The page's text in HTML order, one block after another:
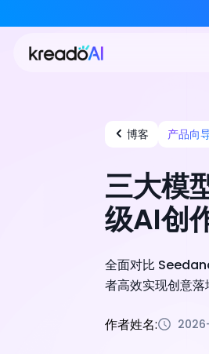
博客 产品向
三大模
级AI创
全面对比
者高效实现创意落
作者姓名: